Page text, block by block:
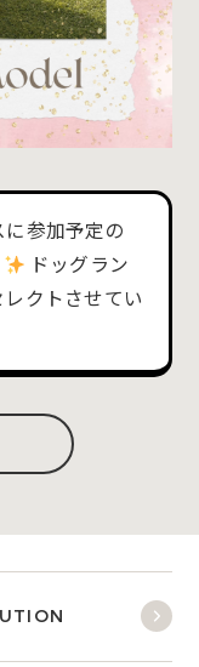
参加予定の
ドッグラン
クトさせてい